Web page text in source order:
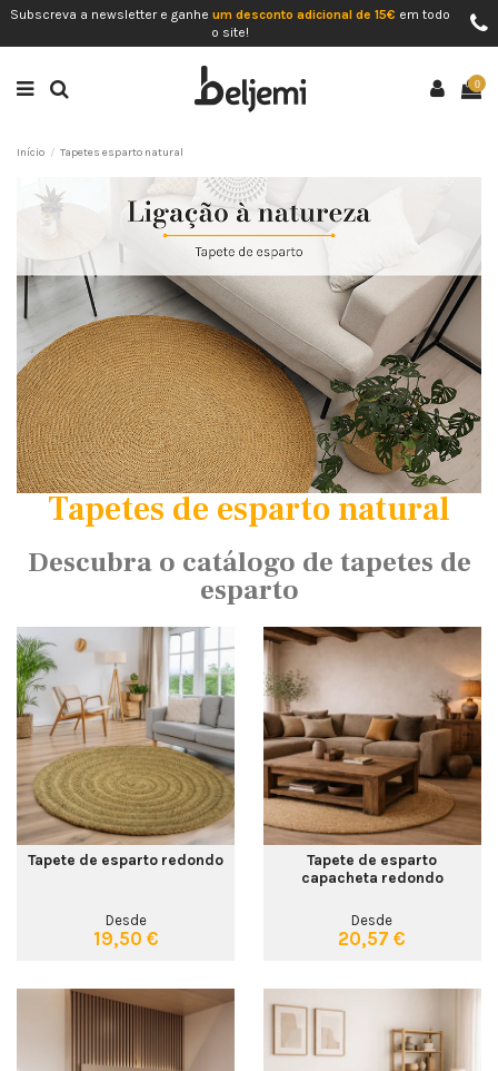
Subscreva a newsletter e ganhe um desconto adicional de 15€ em todo
o site!
0
Início Tapetes esparto natural
Tapetes de esparto natural
Descubra o catálogo de tapetes de
esparto
Tapete de esparto redondo
Desde
19,50 €
Tapete de esparto
capacheta redondo
Desde
20,57 €